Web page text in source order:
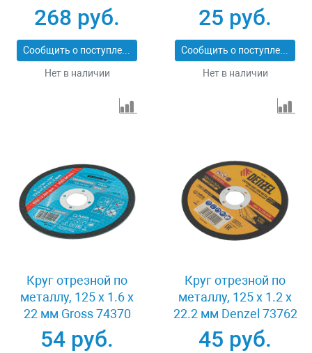
36200-76-1.0-H5_z03
268 руб.
Сообщить о поступлении
Нет в наличии
743307
25 руб.
Сообщить о поступлении
Нет в наличии
Круг отрезной по
металлу, 125 х 1.6 х
22 мм Gross 74370
54 руб.
Круг отрезной по
металлу, 125 х 1.2 х
22.2 мм Denzel 73762
45 руб.